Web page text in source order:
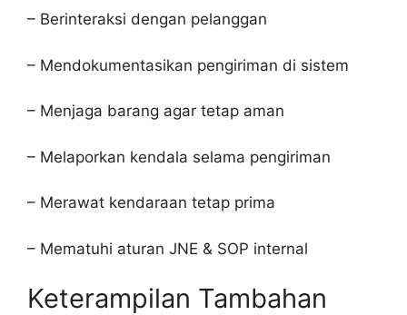
– Berinteraksi dengan pelanggan
– Mendokumentasikan pengiriman di sistem
– Menjaga barang agar tetap aman
– Melaporkan kendala selama pengiriman
– Merawat kendaraan tetap prima
– Mematuhi aturan JNE & SOP internal
Keterampilan Tambahan